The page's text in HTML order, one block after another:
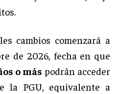
cambios comenzará a
de 2026, fecha en que
o más podrán acceder
la PGU, equivalente a